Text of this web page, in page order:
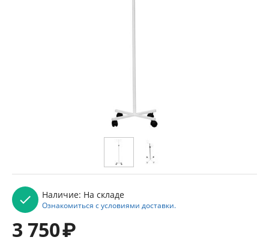
Наличие: На складе
Ознакомиться с условиями доставки.
3 750₽